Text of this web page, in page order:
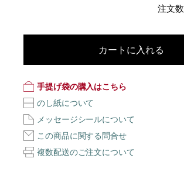
注文数
カートに入れる
手提げ袋の購入はこちら
のし紙について
メッセージシールについて
この商品に関する問合せ
複数配送のご注文について